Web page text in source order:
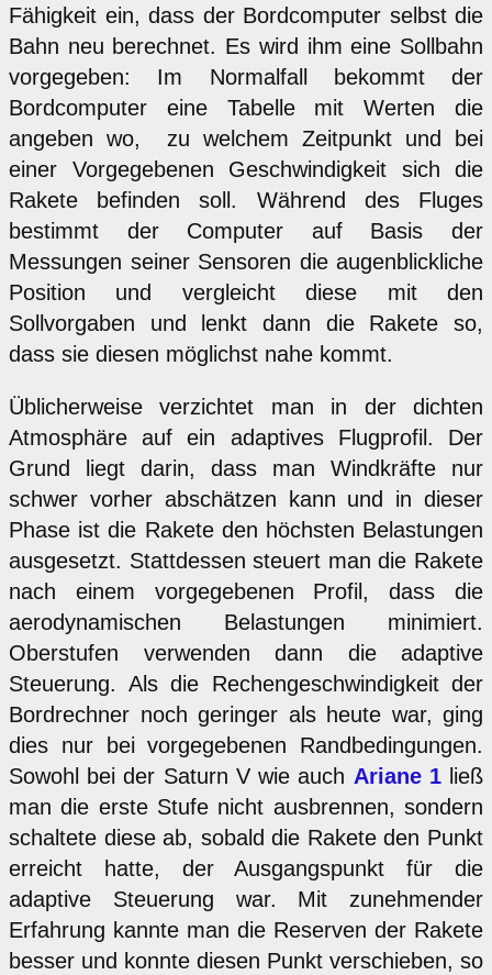
Fähigkeit ein, dass der Bordcomputer selbst die
Bahn neu berechnet. Es wird ihm eine Sollbahn
vorgegeben: Im Normalfall bekommt der
Bordcomputer eine Tabelle mit Werten die
angeben wo, zu welchem Zeitpunkt und bei
einer Vorgegebenen Geschwindigkeit sich die
Rakete befinden soll. Während des Fluges
bestimmt der Computer auf Basis der
Messungen seiner Sensoren die augenblickliche
Position und vergleicht diese mit den
Sollvorgaben und lenkt dann die Rakete so,
dass sie diesen möglichst nahe kommt.
Üblicherweise verzichtet man in der dichten
Atmosphäre auf ein adaptives Flugprofil. Der
Grund liegt darin, dass man Windkräfte nur
schwer vorher abschätzen kann und in dieser
Phase ist die Rakete den höchsten Belastungen
ausgesetzt. Stattdessen steuert man die Rakete
nach einem vorgegebenen Profil, dass die
aerodynamischen Belastungen minimiert.
Oberstufen verwenden dann die adaptive
Steuerung. Als die Rechengeschwindigkeit der
Bordrechner noch geringer als heute war, ging
dies nur bei vorgegebenen Randbedingungen.
Sowohl bei der Saturn V wie auch Ariane 1ließ
man die erste Stufe nicht ausbrennen, sondern
schaltete diese ab, sobald die Rakete den Punkt
erreicht hatte, der Ausgangspunkt für die
adaptive Steuerung war. Mit zunehmender
Erfahrung kannte man die Reserven der Rakete
besser und konnte diesen Punkt verschieben, so